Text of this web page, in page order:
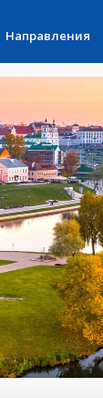
Направления